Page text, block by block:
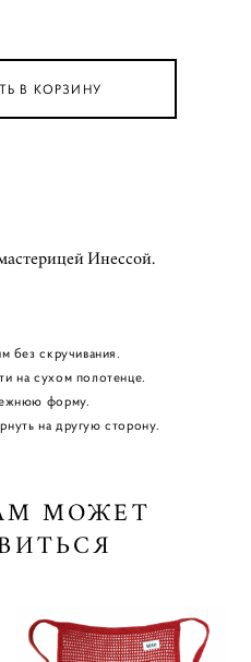
В КОРЗИНУ
Инессой.
без скручивания.
на сухом полотенце.
форму.
на другую сторону.
МОЖЕТ